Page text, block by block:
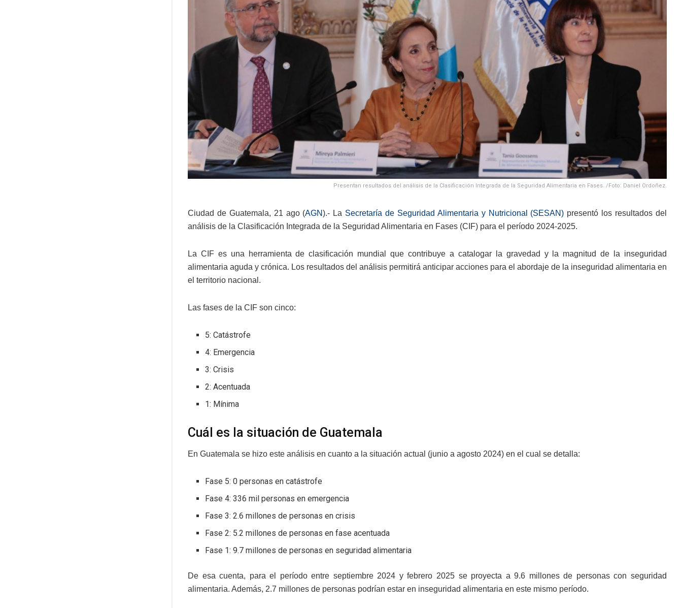
Presentan resultados del análisis de la Clasificación Integrada de la Seguridad Alimentaria en Fases. /Foto: Daniel Ordoñez.
Ciudad de Guatemala, 21 ago (AGN).- La Secretaría de Seguridad Alimentaria y Nutricional (SESAN) presentó los resultados del
análisis de la Clasificación Integrada de la Seguridad Alimentaria en Fases (CIF) para el período 2024-2025.
La CIF es una herramienta de clasificación mundial que contribuye a catalogar la gravedad y la magnitud de la inseguridad
alimentaria aguda y crónica. Los resultados del análisis permitirá anticipar acciones para el abordaje de la inseguridad alimentaria en
el territorio nacional.
Las fases de la CIF son cinco:
5: Catástrofe
4: Emergencia
3: Crisis
2: Acentuada
1: Mínima
Cuál es la situación de Guatemala
En Guatemala se hizo este análisis en cuanto a la situación actual (junio a agosto 2024) en el cual se detalla:
Fase 5: 0 personas en catástrofe
Fase 4: 336 mil personas en emergencia
Fase 3: 2.6 millones de personas en crisis
Fase 2: 5.2 millones de personas en fase acentuada
Fase 1: 9.7 millones de personas en seguridad alimentaria
De esa cuenta, para el período entre septiembre 2024 y febrero 2025 se proyecta a 9.6 millones de personas con seguridad
alimentaria. Además, 2.7 millones de personas podrían estar en inseguridad alimentaria en este mismo período.